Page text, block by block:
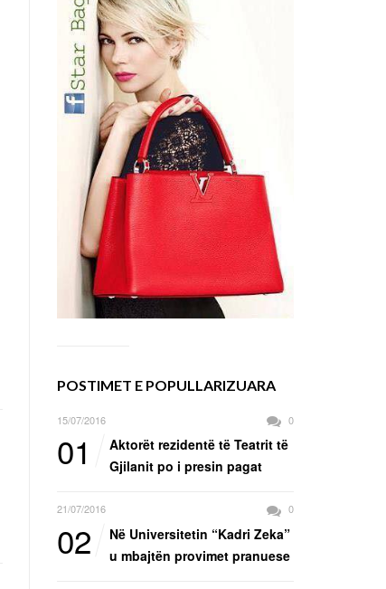
POSTIMET E POPULLARIZUARA
15/07/2016 0
01
Aktorët rezidentë të Teatrit të
Gjilanit po i presin pagat
21/07/2016 0
02
Në Universitetin “Kadri Zeka”
u mbajtën provimet pranuese